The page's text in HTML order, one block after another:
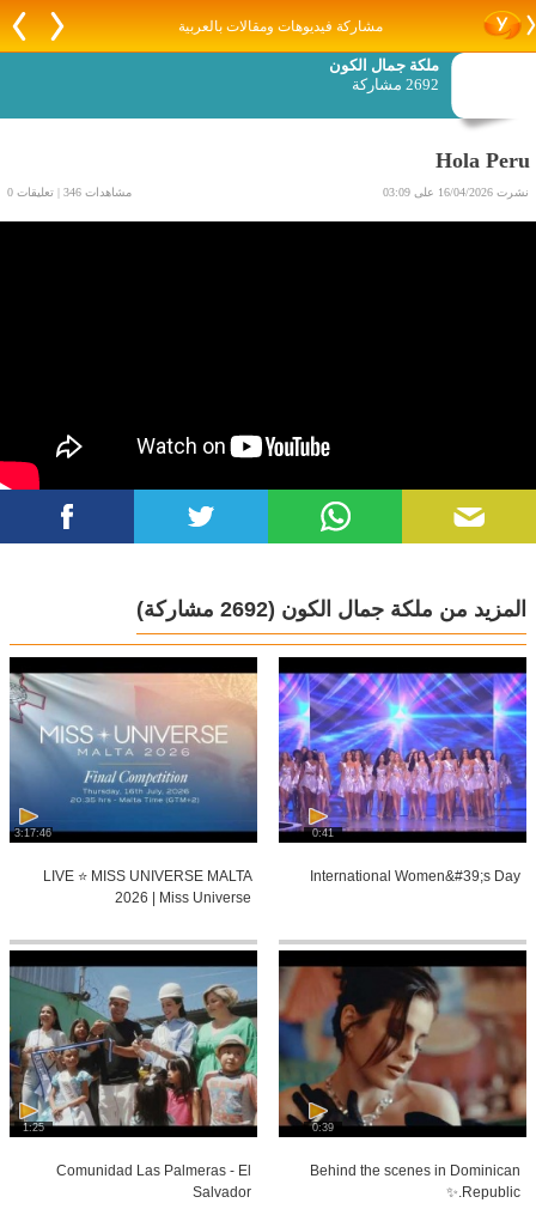
مشاركة فيديوهات ومقالات بالعربية
ملكة جمال الكون
2692 مشاركة
Hola Peru
نشرت 16/04/2026 على 03:09 مشاهدات 346 | تعليقات 0
المزيد من ملكة جمال الكون (2692 مشاركة)
0:41
International Women&#39;s Day
3:17:46
LIVE ⭐️ MISS UNIVERSE MALTA
2026 | Miss Universe
0:39
Behind the scenes in Dominican
Republic.✨
1:25
Comunidad Las Palmeras - El
Salvador